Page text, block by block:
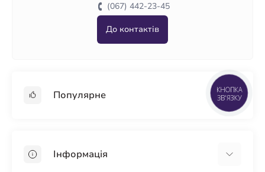
(067) 442-23-45
До контактів
Популярне
ПінопластІнформація
КНОПКА
ЗВ'ЯЗКУ